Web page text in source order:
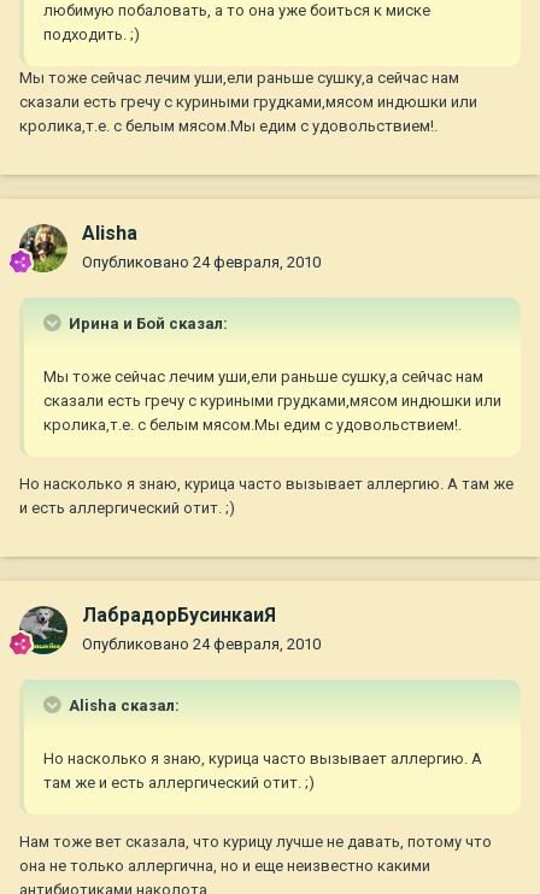
любимую побаловать, а то она уже боиться к миске
подходить. ;)
Мы тоже сейчас лечим уши,ели раньше сушку,а сейчас нам
сказали есть гречу с куриными грудками,мясом индюшки или
кролика,т.е. с белым мясом.Мы едим с удовольствием!.
Alisha
Опубликовано 24 февраля, 2010
Ирина и Бой сказал:
Мы тоже сейчас лечим уши,ели раньше сушку,а сейчас нам
сказали есть гречу с куриными грудками,мясом индюшки или
кролика,т.е. с белым мясом.Мы едим с удовольствием!.
Но насколько я знаю, курица часто вызывает аллергию. А там же
и есть аллергический отит. ;)
ЛабрадорБусинкаиЯ
Опубликовано 24 февраля, 2010
Alisha сказал:
Но насколько я знаю, курица часто вызывает аллергию. А
там же и есть аллергический отит. ;)
Нам тоже вет сказала, что курицу лучше не давать, потому что
она не только аллергична, но и еще неизвестно какими
антибиотиками наколота.